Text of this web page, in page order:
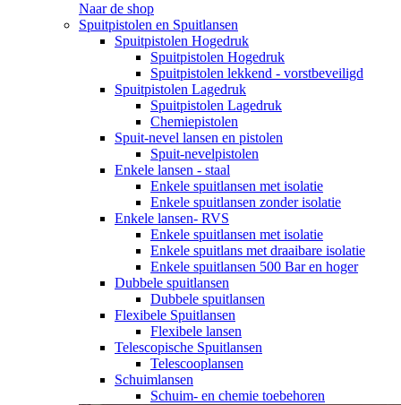
Naar de shop
Spuitpistolen en Spuitlansen
Spuitpistolen Hogedruk
Spuitpistolen Hogedruk
Spuitpistolen lekkend - vorstbeveiligd
Spuitpistolen Lagedruk
Spuitpistolen Lagedruk
Chemiepistolen
Spuit-nevel lansen en pistolen
Spuit-nevelpistolen
Enkele lansen - staal
Enkele spuitlansen met isolatie
Enkele spuitlansen zonder isolatie
Enkele lansen- RVS
Enkele spuitlansen met isolatie
Enkele spuitlans met draaibare isolatie
Enkele spuitlansen 500 Bar en hoger
Dubbele spuitlansen
Dubbele spuitlansen
Flexibele Spuitlansen
Flexibele lansen
Telescopische Spuitlansen
Telescooplansen
Schuimlansen
Schuim- en chemie toebehoren